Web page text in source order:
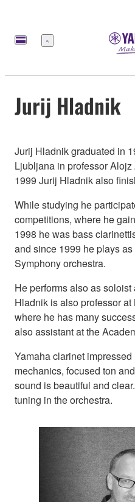
Meny
Jurij Hladnik
Jurij Hladnik graduated in
Ljubljana in professor
1999 Jurij Hladnik also
While studying he
competitions, where he
1998 he was bass
and since 1999 he plays
Symphony orchestra.
He performs also as
Hladnik is also professor
where he has many
also assistant at the
Yamaha clarinet
mechanics, focused ton
sound is beautiful and
tuning in the orchestra.